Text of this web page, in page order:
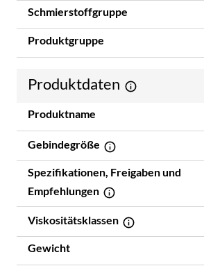
Schmierstoffgruppe
Produktgruppe
Produktdaten
Produktname
Gebindegröße
Spezifikationen, Freigaben und
Empfehlungen
Viskositätsklassen
Gewicht